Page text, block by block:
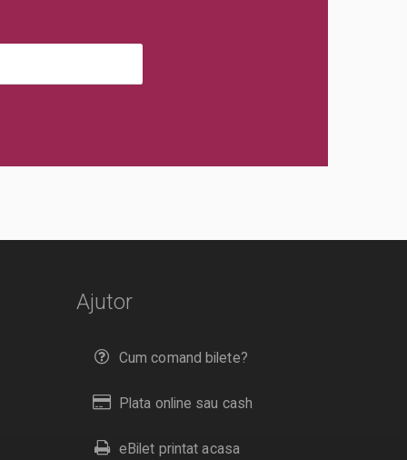
Ajutor
Cum comand bilete?
Plata online sau cash
eBilet printat acasa